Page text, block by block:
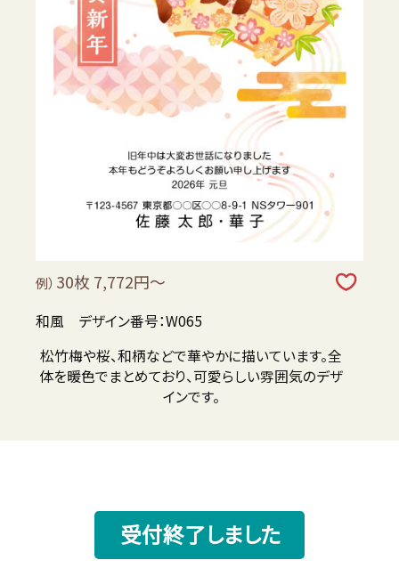
例） 30枚 7,772円～
和風 デザイン番号：W065
松竹梅や桜、和柄などで華やかに描いています。全
体を暖色でまとめており、可愛らしい雰囲気のデザ
インです。
受付終了しました